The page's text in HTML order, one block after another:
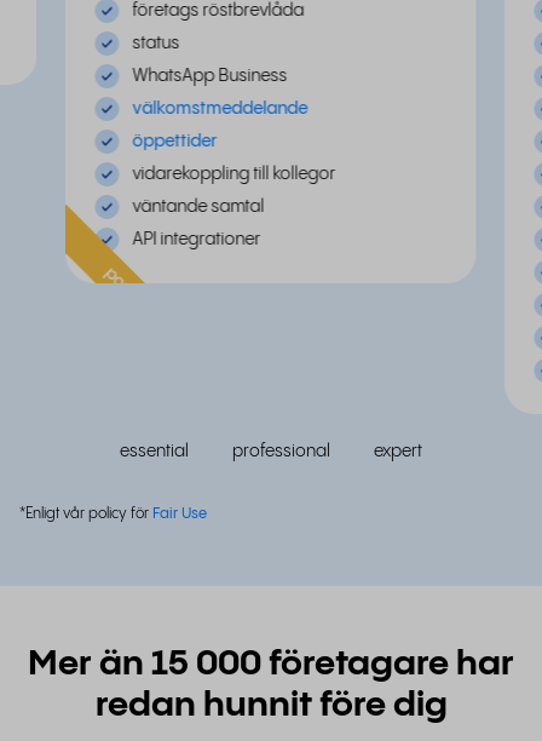
företags röstbrevlåda
status
WhatsApp Business
välkomstmeddelande
öppettider
vidarekoppling till kollegor
väntande samtal
API integrationer
populär
essential professional expert
*Enligt vår policy för Fair Use
Mer än 15 000 företagare har
redan hunnit före dig